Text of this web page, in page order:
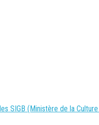
SIGB (Ministère de la